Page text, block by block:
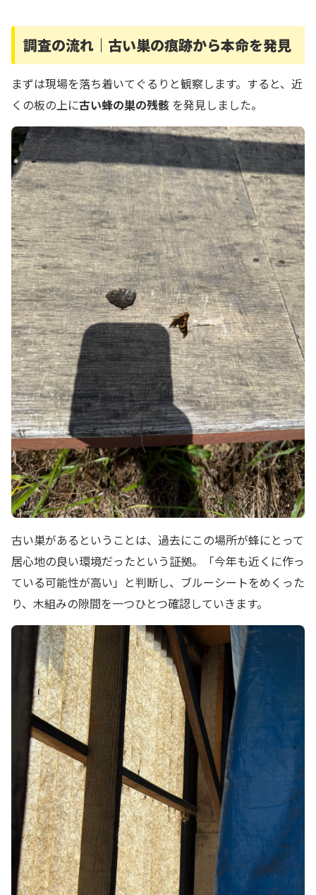
調査の流れ｜古い巣の痕跡から本命を発見
まずは現場を落ち着いてぐるりと観察します。すると、近
くの板の上に古い蜂の巣の残骸 を発見しました。
古い巣があるということは、過去にこの場所が蜂にとって
居心地の良い環境だったという証拠。「今年も近くに作っ
ている可能性が高い」と判断し、ブルーシートをめくった
り、木組みの隙間を一つひとつ確認していきます。